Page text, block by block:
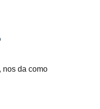
nos da como